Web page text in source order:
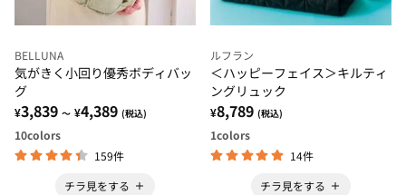
BELLUNA
気がきく小回り優秀ボディバッ
グ
¥3,839 ～ ¥4,389 (税込)
10colors
159件
チラ見をする
ルフラン
＜ハッピーフェイス＞キルティ
ングリュック
¥8,789 (税込)
1colors
14件
チラ見をする